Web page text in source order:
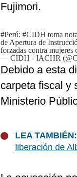
Fujimori.
#Perú: #CIDH toma
de Apertura de
forzadas contra
— CIDH - IACHR
Debido a esta
carpeta fiscal y
Ministerio
LEA TAMBIÉN:
liberación de